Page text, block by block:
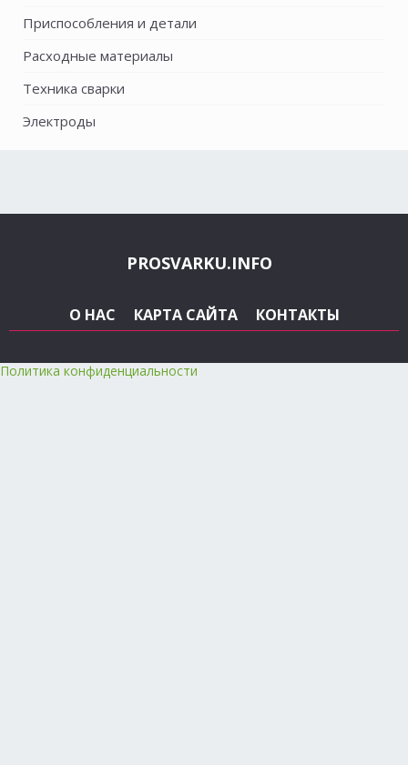
Приспособления и детали
Расходные материалы
Техника сварки
Электроды
PROSVARKU.INFO
О НАС КАРТА САЙТА КОНТАКТЫ
Политика конфиденциальности